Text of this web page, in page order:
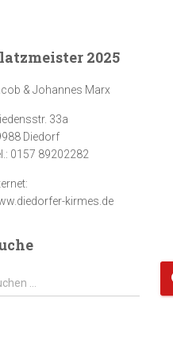
2025
& Johannes Marx
33a
Diedorf
0157 89202282
kirmes.de
…